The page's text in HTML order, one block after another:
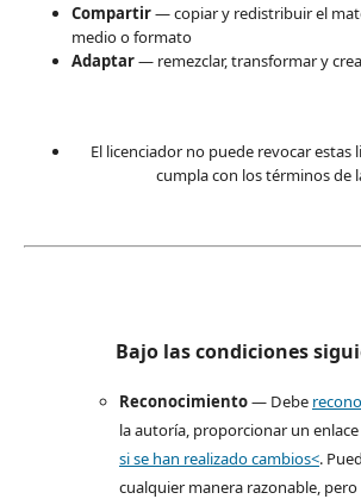
Compartir— copiar y redistribuir el
medio o formato
Adaptar— remezclar, transformar y
El licenciador no puede revocar estas
cumpla con los términos de
Bajo las condiciones
Reconocimiento— Debe
la autoría, proporcionar un enlace
si se han realizado cambios<.
cualquier manera razonable,